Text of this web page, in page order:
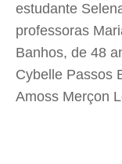
estudante
professoras
Banhos, de 48
Cybelle Passos
Amoss Merçon